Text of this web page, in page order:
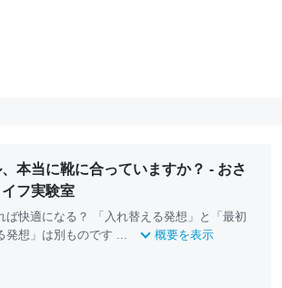
本当に靴に合っていますか？ - おさ
フ実験室
ば快適になる？ 「入れ替える発想」と「最初
発想」は別ものです ...
概要を表示